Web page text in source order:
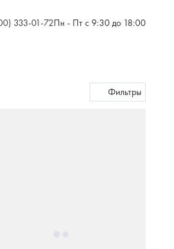
333-01-72Пн - Пт с 9:30 до 18:00
Фильтры